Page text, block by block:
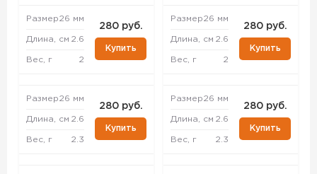
Размер26 мм
Длина, см 2.6
Вес, г 2
280 руб.
Купить
Размер26 мм
Длина, см 2.6
Вес, г 2.3
280 руб.
Купить
Размер26 мм
Длина, см 2.6
Вес, г 2
280 руб.
Купить
Размер26 мм
Длина, см 2.6
Вес, г 2.3
280 руб.
Купить